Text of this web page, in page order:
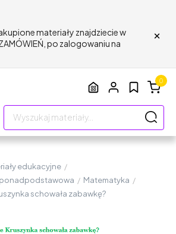
materiały znajdziecie w
po zalogowaniu na
×
0
edukacyjne /
/ Matematyka /
schowała zabawkę?